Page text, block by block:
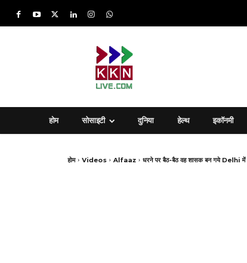
होम सोसाइटी दुनिया हेल्‍थ इकॉनमी
होम Videos Alfaaz धरने पर बैठ-बैठ व‍ह शासक बन गये Delhi में